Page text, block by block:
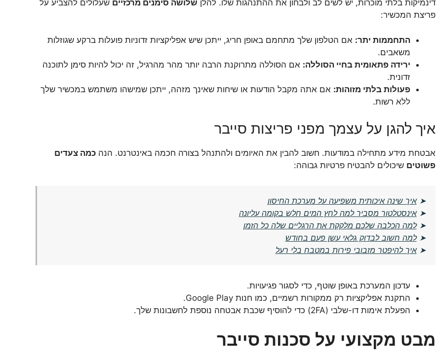
דינמיקות בלתי מוכרות, יש לשים לב ולבחון את ההתנהגות שלו. להלן שלושה סימנים מרכזיים שעלולים להצביע על
פריצת המכשיר:
התחממות יתר: אם הטלפון שלך מתחמם באופן חריג, ייתכן שיש אפליקציות זדוניות פועלות ברקע שגוזלות
משאבים.
ירידה פתאומית בחיי הסוללה: אם הסוללה מתרוקנת הרבה יותר מהר מהרגיל, זה יכול להיות סימן לתוכנה
זדונית.
פעולות בלתי מזוהות: אם אתה מקבל הודעות או שיחות שאינך מזהה, ייתכן שמישהו משתמש במכשיר שלך
ללא רשות.
איך להגן על עצמך מפני פריצות סייבר
אבטחת מידע מתחילה במודעות. חשוב להבין את האיומים ולהתנהל בצורה חכמה באינטרנט. הנה כמה צעדים
פשוטים שיכולים להבטיח פרטיות גבוהה:
➤איך שינה איכותית משפיעה על מערכת החיסון
➤אינסטלטור מסביר למה לחץ המים חלש בקומה עליונה
➤למה הכלבה שלכם מלקקת את הרגליים שלה כל הזמן
➤למה חשוב לבדוק גלאי עשן פעם בחודש
➤איך להיפטר מזבובי פירות במטבח בלי רעל
עדכון המערכת באופן שוטף, כדי לסגור פגיעויות.
התקנת אפליקציות רק ממקורות רשמיים, כמו חנות Google Play.
הפעלת אימות דו-שלבי (2FA) כדי להוסיף שכבת אבטחה נוספת לחשבונות שלך.
מבט מקצועי על סכנות סייבר